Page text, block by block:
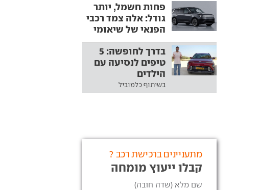
פחות חשמל, יותר
גודל: אלה צמד רכבי
הפנאי של שיאומי
בדרך לחופשה: 5
טיפים לנסיעה עם
הילדים
בשיתוף כלמוביל
מתעניינים ברכישת רכב ?
קבלו ייעוץ מומחה
שם מלא (שדה חובה)